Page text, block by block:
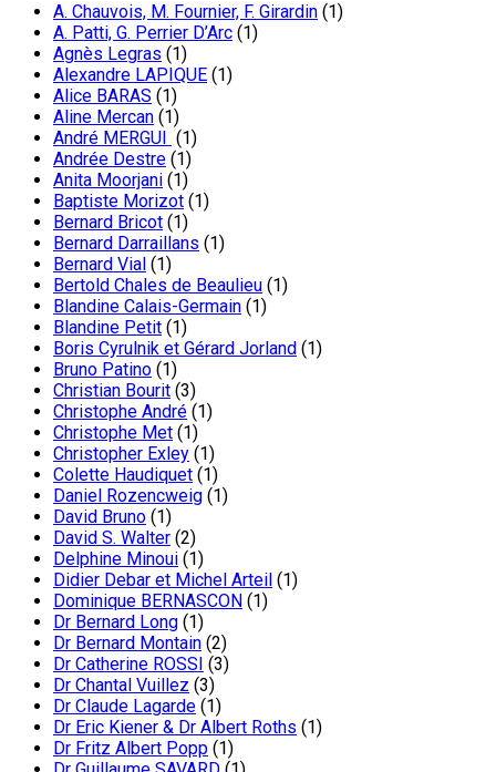
A. Chauvois, M. Fournier, F. Girardin (1)
A. Patti, G. Perrier D’Arc (1)
Agnès Legras (1)
Alexandre LAPIQUE (1)
Alice BARAS (1)
Aline Mercan (1)
André MERGUI
(1)
Andrée Destre (1)
Anita Moorjani (1)
Baptiste Morizot (1)
Bernard Bricot (1)
Bernard Darraillans (1)
Bernard Vial (1)
Bertold Chales de Beaulieu (1)
Blandine Calais-Germain (1)
Blandine Petit (1)
Boris Cyrulnik et Gérard Jorland (1)
Bruno Patino (1)
Christian Bourit (3)
Christophe André (1)
Christophe Met (1)
Christopher Exley (1)
Colette Haudiquet (1)
Daniel Rozencweig (1)
David Bruno (1)
David S. Walter (2)
Delphine Minoui (1)
Didier Debar et Michel Arteil (1)
Dominique BERNASCON (1)
Dr Bernard Long (1)
Dr Bernard Montain (2)
Dr Catherine ROSSI (3)
Dr Chantal Vuillez (3)
Dr Claude Lagarde (1)
Dr Eric Kiener & Dr Albert Roths (1)
Dr Fritz Albert Popp (1)